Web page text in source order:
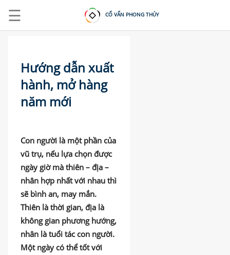
TRANG
CHỦ
KHOÁ
HỌC
DỊCH
VỤ
☰ CỐ VẤN PHONG THỦY
Hướng dẫn xuất
hành, mở hàng
năm mới
Con người là một phần của
vũ trụ, nếu lựa chọn được
ngày giờ mà thiên – địa –
nhân hợp nhất với nhau thì
sẽ bình an, may mắn.
Thiên là thời gian, địa là
không gian phương hướng,
nhân là tuổi tác con người.
Một ngày có thể tốt với